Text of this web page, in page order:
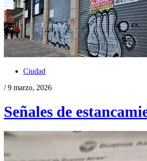
Ciudad
/ 9 marzo, 2026
Señales de